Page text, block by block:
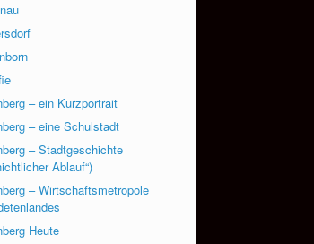
– ein Kurzportrait
– eine Schulstadt
– Stadtgeschichte
Ablauf“)
– Wirtschaftsmetropole
Heute